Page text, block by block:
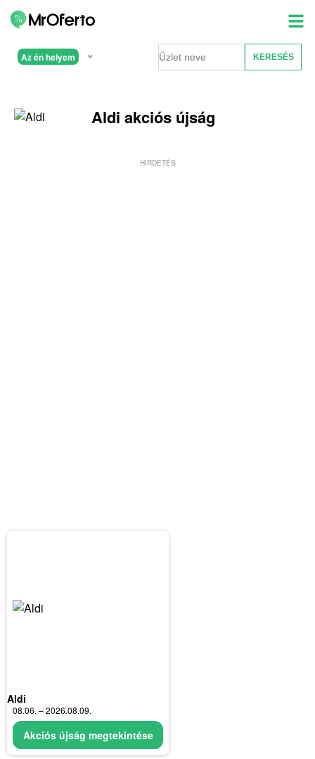
Az én helyem
Aldi akciós újság
HIRDETÉS
Aldi
08.06. – 2026.08.09.
Akciós újság megtekintése